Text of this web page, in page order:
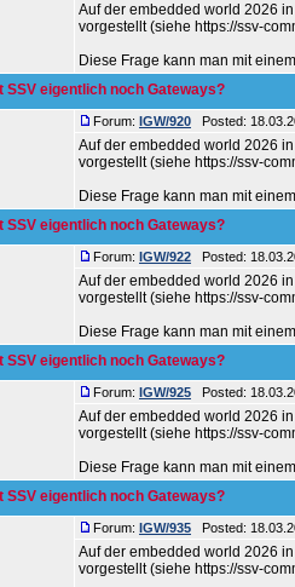
Auf der embedded world 2026
vorgestellt (siehe https://ssv-
Diese Frage kann man mit
SSV eigentlich noch Gateways?
Forum: IGW/920 Posted:
Auf der embedded world 2026
vorgestellt (siehe https://ssv-
Diese Frage kann man mit
SSV eigentlich noch Gateways?
Forum: IGW/922 Posted:
Auf der embedded world 2026
vorgestellt (siehe https://ssv-
Diese Frage kann man mit
SSV eigentlich noch Gateways?
Forum: IGW/925 Posted:
Auf der embedded world 2026
vorgestellt (siehe https://ssv-
Diese Frage kann man mit
SSV eigentlich noch Gateways?
Forum: IGW/935 Posted:
Auf der embedded world 2026
vorgestellt (siehe https://ssv-